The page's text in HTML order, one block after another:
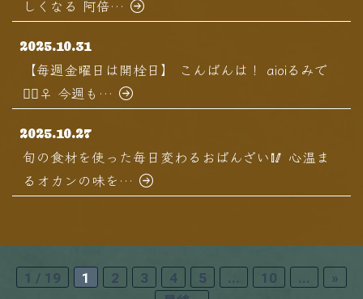
しくなる 阿倍…
2025.10.31
【毎週金曜日は開栓日】 こんばんは！ aioiるみで
す🏻‍♀️ 今週も…
2025.10.27
旬の食材を使った毎日変わるおばんざい🥢 心温ま
るオカンの味を…
1 / 19 1 2 3 4 5 ... 10 ...
»